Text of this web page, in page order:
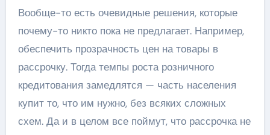
Вообще-то есть очевидные решения, которые
почему-то никто пока не предлагает. Например,
обеспечить прозрачность цен на товары в
рассрочку. Тогда темпы роста розничного
кредитования замедлятся — часть населения
купит то, что им нужно, без всяких сложных
схем. Да и в целом все поймут, что рассрочка не